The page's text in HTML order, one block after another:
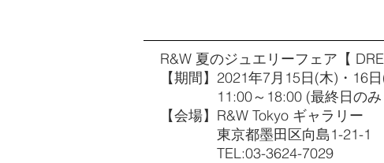
R&W 夏のジュエリーフェア【
【期間】2021年7月15日(木)・16
11:00～18:00 (最終日のみ
【会場】R&W Tokyo ギャラリー
東京都墨田区向島1-21-1
TEL:03-3624-7029